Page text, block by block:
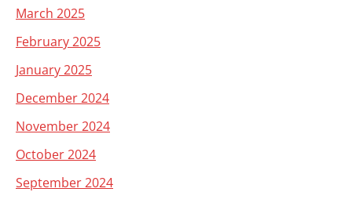
March 2025
February 2025
January 2025
December 2024
November 2024
October 2024
September 2024